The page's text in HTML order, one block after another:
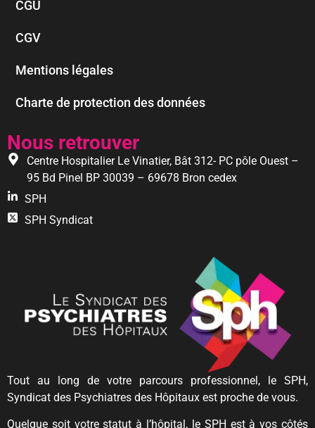
CGU
CGV
Mentions légales
Charte de protection des données
Nous retrouver
Centre Hospitalier Le Vinatier, Bât 312- PC pôle Ouest –
95 Bd Pinel BP 30039 – 69678 Bron cedex
SPH
SPH Syndicat
Tout au long de votre parcours professionnel, le SPH,
Syndicat des Psychiatres des Hôpitaux est proche de vous.
Quelque soit votre statut à l’hôpital, le SPH est à vos côtés